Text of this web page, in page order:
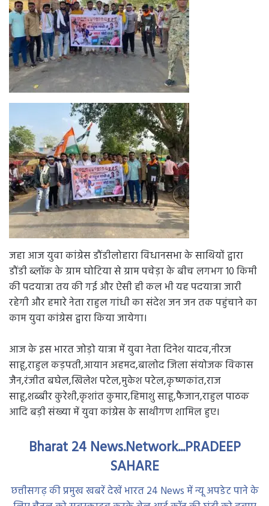
जहा आज युवा कांग्रेस डौंडीलोहारा विधानसभा के साथियों द्वारा
डौंडी ब्लॉक के ग्राम घोटिया से ग्राम पचेड़ा के बीच लगभग 10 किमी
की पदयात्रा तय की गई और ऐसी ही कल भी यह पदयात्रा जारी
रहेगी और हमारे नेता राहुल गांधी का संदेश जन जन तक पहुंचाने का
काम युवा कांग्रेस द्वारा किया जायेगा।
आज के इस भारत जोड़ो यात्रा में युवा नेता दिनेश यादव,नीरज
साहू,राहुल कड़पती,आयान अहमद,बालोद जिला संयोजक विकास
जैन,रंजीत बघेल,खिलेश पटेल,मुकेश पटेल,कृष्णकांत,राज
साहू,शब्बीर कुरेशी,कृशांत कुमार,हिमाशु साहू,फैजान,राहुल पाठक
आदि बड़ी संख्या में युवा कांग्रेस के साथीगण शामिल हुए।
Bharat 24 News.Network...PRADEEP
SAHARE
छत्तीसगढ़ की प्रमुख खबरें देखें भारत 24 News में न्यू अपडेट पाने के